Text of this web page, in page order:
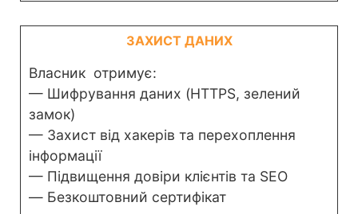
ЗАХИСТ ДАНИХ
Власник отримує:
— Шифрування даних (HTTPS, зелений
замок)
— Захист від хакерів та перехоплення
інформації
— Підвищення довіри клієнтів та SEO
— Безкоштовний сертифікат